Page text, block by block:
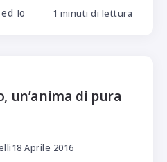
Io 1 minuti di lettura
un’anima di pura
18 Aprile 2016